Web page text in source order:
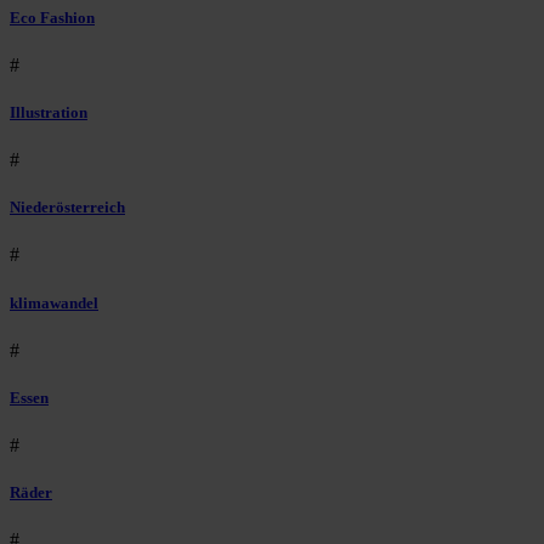
Eco Fashion
#
Illustration
#
Niederösterreich
#
klimawandel
#
Essen
#
Räder